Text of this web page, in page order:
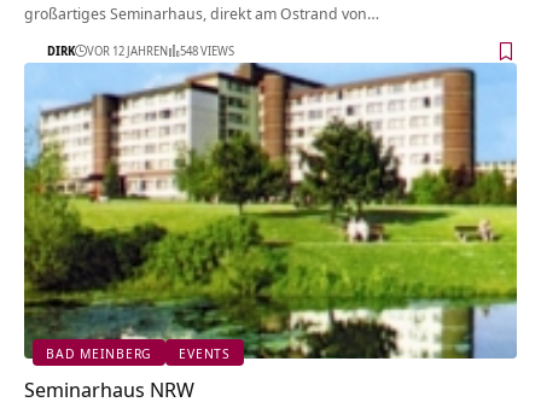
großartiges Seminarhaus, direkt am Ostrand von…
DIRK VOR 12 JAHREN 548 VIEWS
BAD MEINBERG EVENTS
Seminarhaus NRW